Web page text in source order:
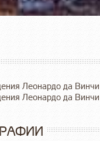
Леонардо да Винчи
Леонардо да Винчи